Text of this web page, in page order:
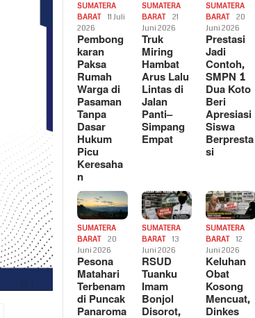
SUMATERA
BARAT
11 Juli
2026
Pembong
karan
Paksa
Rumah
Warga di
Pasaman
Tanpa
Dasar
Hukum
Picu
Keresaha
n
SUMATERA
BARAT
21
Juni 2026
Truk
Miring
Hambat
Arus Lalu
Lintas di
Jalan
Panti–
Simpang
Empat
SUMATERA
BARAT
20
Juni 2026
Prestasi
Jadi
Contoh,
SMPN 1
Dua Koto
Beri
Apresiasi
Siswa
Berpresta
si
SUMATERA
BARAT
20
Juni 2026
Pesona
Matahari
Terbenam
di Puncak
Panaroma
SUMATERA
BARAT
13
Juni 2026
RSUD
Tuanku
Imam
Bonjol
Disorot,
SUMATERA
BARAT
12
Juni 2026
Keluhan
Obat
Kosong
Mencuat,
Dinkes